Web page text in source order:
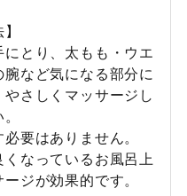
にとり、太もも・ウエ
腕など気になる部分に
やさしくマッサージし
必要はありません。
くなっているお風呂上
ジが効果的です。